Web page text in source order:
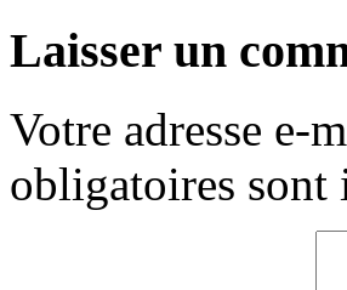
Laisser un
Votre adresse e-
obligatoires